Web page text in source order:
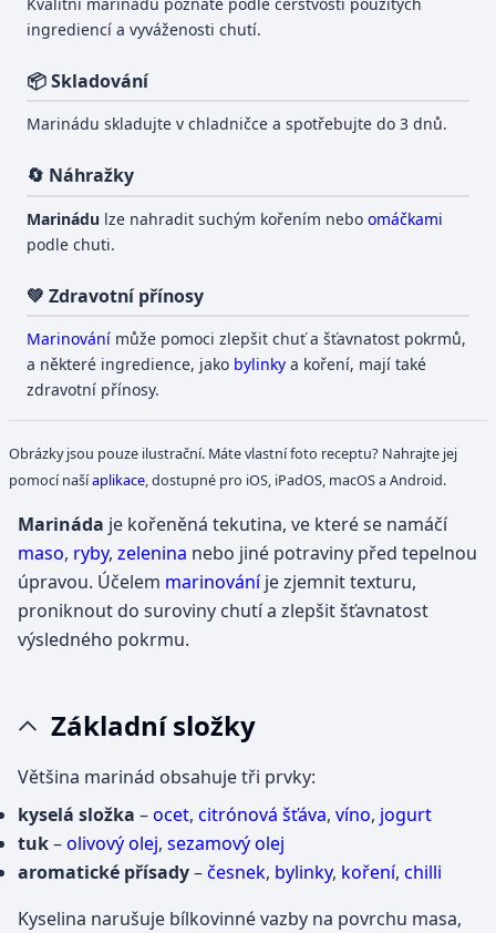
ingrediencí a vyváženosti chutí.
📦 Skladování
Marinádu skladujte v chladničce a spotřebujte do 3 dnů.
🔄 Náhražky
Marinádu lze nahradit suchým kořením neboomáčkami
podle chuti.
💚 Zdravotní přínosy
Marinování může pomoci zlepšit chuť a šťavnatost pokrmů,
a některé ingredience, jako bylinky a koření, mají také
zdravotní přínosy.
Obrázky jsou pouze ilustrační. Máte vlastní foto receptu? Nahrajte jej
pomocí našíaplikace , dostupné pro iOS, iPadOS, macOS a Android.
Marináda je kořeněná tekutina, ve které se namáčí
maso, ryby, zelenina nebo jiné potraviny před tepelnou
úpravou. Účelem marinováníje zjemnit texturu,
proniknout do suroviny chutí a zlepšit šťavnatost
výsledného pokrmu.
Základní složky
Většina marinád obsahuje tři prvky:
kyselá složka –ocet, citrónová šťáva, víno, jogurt
tuk–olivový olej, sezamový olej
aromatické přísady–česnek, bylinky, koření, chilli
Kyselina narušuje bílkovinné vazby na povrchu masa,